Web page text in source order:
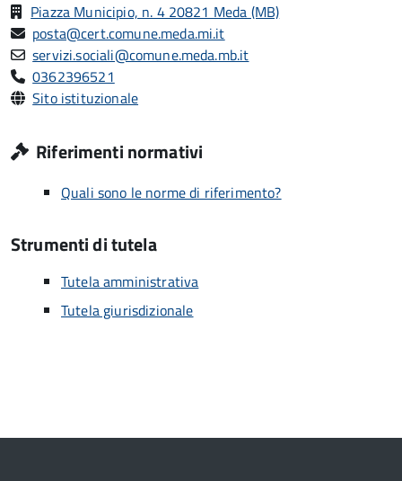
Piazza Municipio, n. 4 20821 Meda (MB)
posta@cert.comune.meda.mi.it
servizi.sociali@comune.meda.mb.it
0362396521
Sito istituzionale
Riferimenti normativi
Quali sono le norme di riferimento?
Strumenti di tutela
Tutela amministrativa
Tutela giurisdizionale